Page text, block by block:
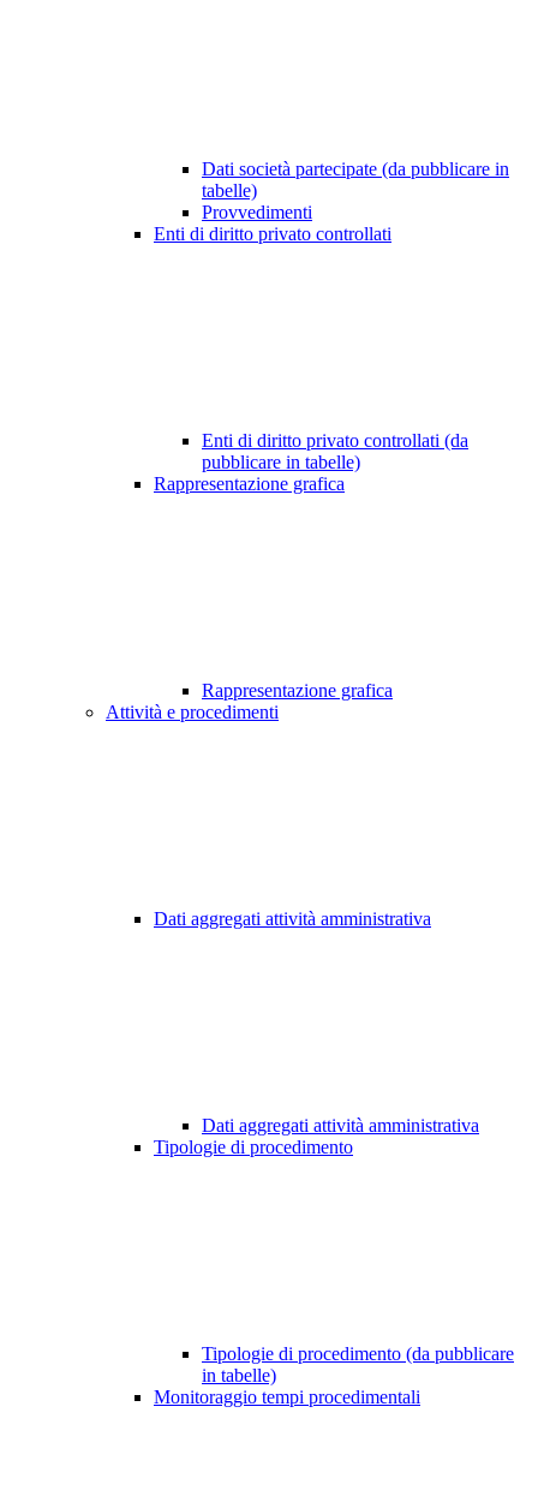
Dati società partecipate (da pubblicare in
tabelle)
Provvedimenti
Enti di diritto privato controllati
Enti di diritto privato controllati (da
pubblicare in tabelle)
Rappresentazione grafica
Rappresentazione grafica
Attività e procedimenti
Dati aggregati attività amministrativa
Dati aggregati attività amministrativa
Tipologie di procedimento
Tipologie di procedimento (da pubblicare
in tabelle)
Monitoraggio tempi procedimentali